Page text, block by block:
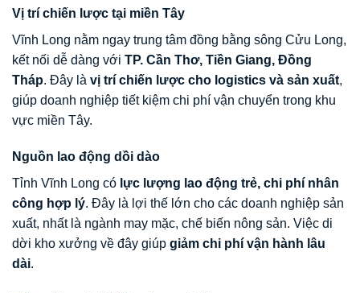
Vị trí chiến lược tại miền Tây
Vĩnh Long nằm ngay trung tâm đồng bằng sông Cửu Long,
kết nối dễ dàng với TP. Cần Thơ, Tiền Giang, Đồng
Tháp. Đây là vị trí chiến lược cho logistics và sản xuất,
giúp doanh nghiệp tiết kiệm chi phí vận chuyển trong khu
vực miền Tây.
Nguồn lao động dồi dào
Tỉnh Vĩnh Long có lực lượng lao động trẻ, chi phí nhân
công hợp lý. Đây là lợi thế lớn cho các doanh nghiệp sản
xuất, nhất là ngành may mặc, chế biến nông sản. Việc di
dời kho xưởng về đây giúp giảm chi phí vận hành lâu
dài.